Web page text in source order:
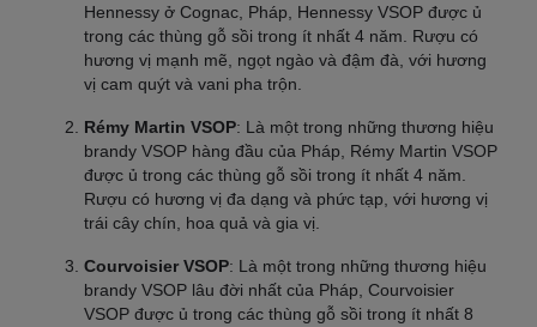
Hennessy ở Cognac, Pháp, Hennessy VSOP được ủ
trong các thùng gỗ sồi trong ít nhất 4 năm. Rượu có
hương vị mạnh mẽ, ngọt ngào và đậm đà, với hương
vị cam quýt và vani pha trộn.
Rémy Martin VSOP: Là một trong những thương hiệu
brandy VSOP hàng đầu của Pháp, Rémy Martin VSOP
được ủ trong các thùng gỗ sồi trong ít nhất 4 năm.
Rượu có hương vị đa dạng và phức tạp, với hương vị
trái cây chín, hoa quả và gia vị.
Courvoisier VSOP: Là một trong những thương hiệu
brandy VSOP lâu đời nhất của Pháp, Courvoisier
VSOP được ủ trong các thùng gỗ sồi trong ít nhất 8